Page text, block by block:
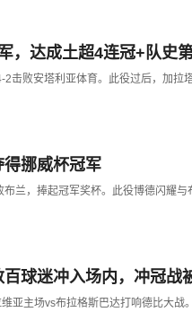
，达成土超4连冠+队史
击败安塔利亚体育。此役过后，加拉
挪威杯冠军
兰，捧起冠军奖杯。此役博德闪耀与
球迷冲入场内，冲冠战
亚主场vs布拉格斯巴达打响德比大战